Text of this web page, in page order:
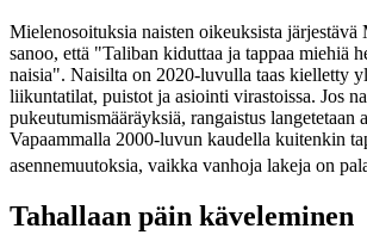
Mielenosoituksia naisten oikeuksista
sanoo, että "Taliban kiduttaa ja tappaa miehiä
naisia". Naisilta on 2020-luvulla taas kielletty
liikuntatilat, puistot ja asiointi virastoissa. Jos
pukeutumismääräyksiä, rangaistus langetetaan
Vapaammalla 2000-luvun kaudella kuitenkin
asennemuutoksia, vaikka vanhoja lakeja on
Tahallaan päin käveleminen